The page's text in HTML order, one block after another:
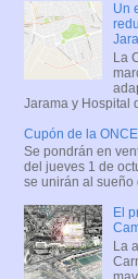
Un
La
Jarama y Hospital
Cupón de la
Se pondrán en
del jueves 1 de
se unirán al sueño
El
La